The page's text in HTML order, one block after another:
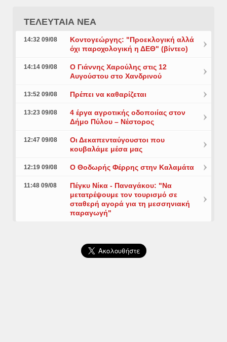
ΤΕΛΕΥΤΑΙΑ ΝΕΑ
14:32 09/08
Κοντογεώργης: "Προεκλογική αλλά
όχι παροχολογική η ΔΕΘ" (βίντεο)
14:14 09/08
Ο Γιάννης Χαρούλης στις 12
Αυγούστου στο Χανδρινού
13:52 09/08 Πρέπει να καθαρίζεται
13:23 09/08
4 έργα αγροτικής οδοποιίας στον
Δήμο Πύλου – Νέστορος
12:47 09/08
Οι Δεκαπενταύγουστοι που
κουβαλάμε μέσα μας
12:19 09/08 Ο Θοδωρής Φέρρης στην Καλαμάτα
11:48 09/08
Πέγκυ Νίκα - Παναγάκου: "Να
μετατρέψουμε τον τουρισμό σε
σταθερή αγορά για τη μεσσηνιακή
παραγωγή"